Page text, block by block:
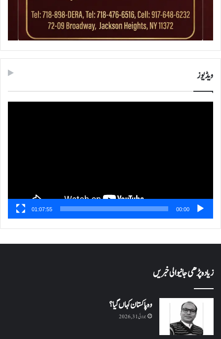
ویڈیوز
00:00
01:07:55
زیادہ پڑھی جانیوالی خبریں
وہ پاکستان کہاں گیا؟
جولائی 31, 2026